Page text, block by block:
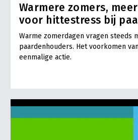
Warmere zomers,
voor hittestress bij
Warme zomerdagen vragen steeds
paardenhouders. Het voorkomen
eenmalige actie.